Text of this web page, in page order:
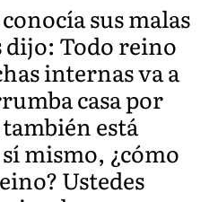
sus malas
Todo reino
internas va a
casa por
también está
mismo, ¿cómo
Ustedes